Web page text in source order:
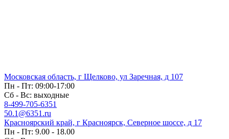
Московская область, г Щелково, ул Заречная, д 107
Пн - Пт: 09:00-17:00
Сб - Вс: выходные
8-499-705-6351
50.1@6351.ru
Красноярский край, г Красноярск, Северное шоссе, д 17
Пн - Пт: 9.00 - 18.00